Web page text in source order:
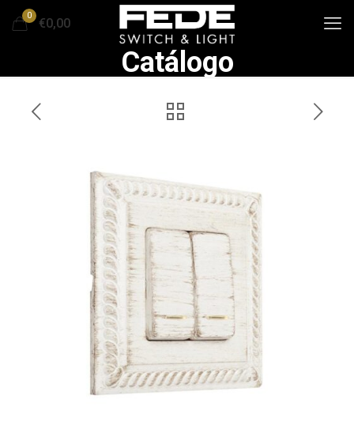
0
€0,00
Catálogo